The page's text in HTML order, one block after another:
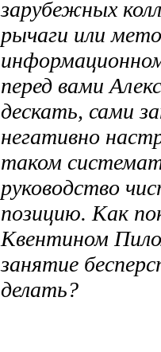
зарубежных
рычаги или
перед вами
дескать, сами
негативно
таком
руководство
позицию. Как
Квентином
занятие
делать?